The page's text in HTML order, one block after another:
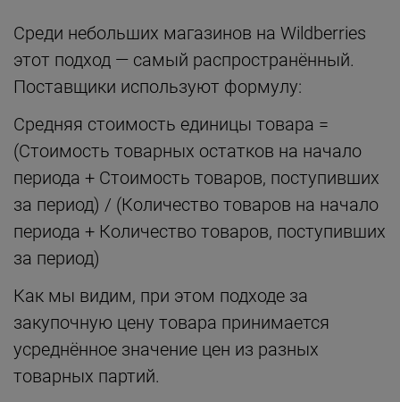
Среди небольших магазинов на Wildberries
этот подход — самый распространённый.
Поставщики используют формулу:
Средняя стоимость единицы товара =
(Стоимость товарных остатков на начало
периода + Стоимость товаров, поступивших
за период) / (Количество товаров на начало
периода + Количество товаров, поступивших
за период)
Как мы видим, при этом подходе за
закупочную цену товара принимается
усреднённое значение цен из разных
товарных партий.